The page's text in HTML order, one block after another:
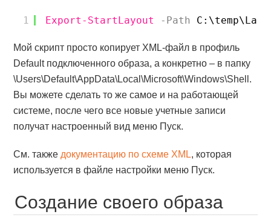
1 Export-StartLayout -Path
Мой скрипт просто копирует XML-файл в профиль
Default подключенного образа, а конкретно – в папку
\Users\Default\AppData\Local\Microsoft\Windows\Shell.
Вы можете сделать то же самое и на работающей
системе, после чего все новые учетные записи
получат настроенный вид меню Пуск.
См. также документацию по схеме XML, которая
используется в файле настройки меню Пуск.
Создание своего образа